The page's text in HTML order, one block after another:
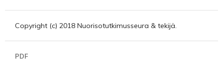
Copyright (c) 2018 Nuorisotutkimusseura & tekijä.
PDF